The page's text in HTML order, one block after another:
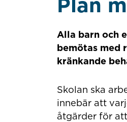
Plan
Alla barn och
bemötas med
kränkande
Skolan ska
innebär att
åtgärder för